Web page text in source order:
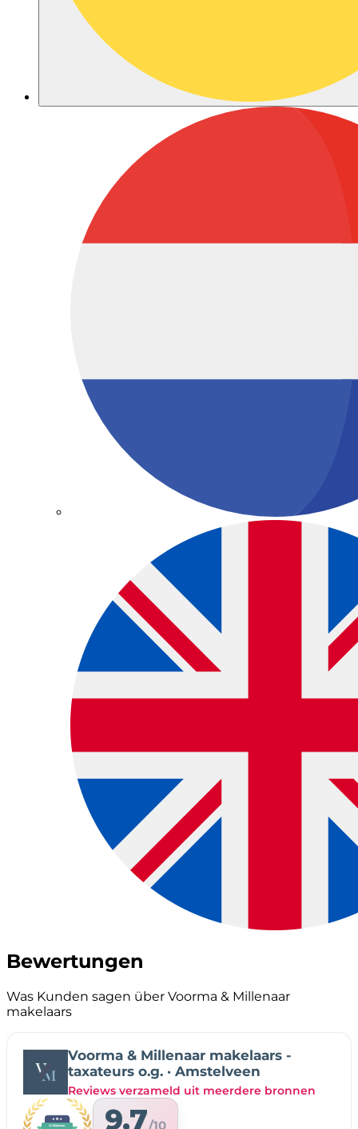
Bewertungen
Was Kunden sagen über Voorma & Millenaar
makelaars